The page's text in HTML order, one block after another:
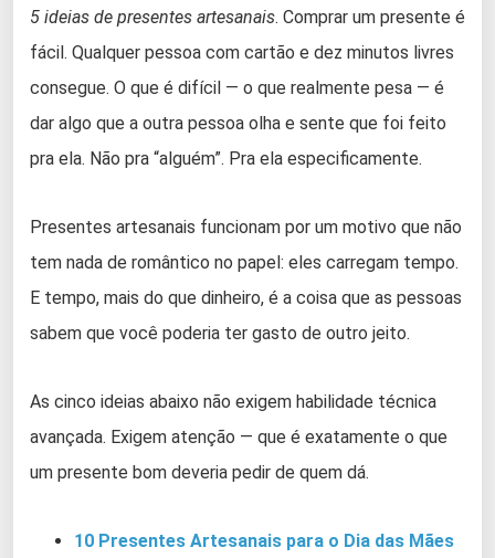
5 ideias de presentes artesanais. Comprar um presente é
fácil. Qualquer pessoa com cartão e dez minutos livres
consegue. O que é difícil — o que realmente pesa — é
dar algo que a outra pessoa olha e sente que foi feito
pra ela. Não pra “alguém”. Pra ela especificamente.
Presentes artesanais funcionam por um motivo que não
tem nada de romântico no papel: eles carregam tempo.
E tempo, mais do que dinheiro, é a coisa que as pessoas
sabem que você poderia ter gasto de outro jeito.
As cinco ideias abaixo não exigem habilidade técnica
avançada. Exigem atenção — que é exatamente o que
um presente bom deveria pedir de quem dá.
10 Presentes Artesanais para o Dia das Mães